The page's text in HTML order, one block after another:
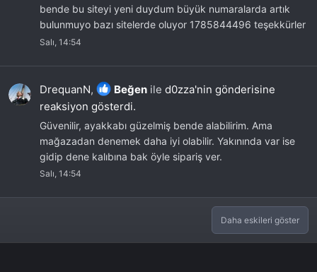
bende bu siteyi yeni duydum büyük numaralarda artık
bulunmuyo bazı sitelerde oluyor 1785844496 teşekkürler
Salı, 14:54
DrequanN, Beğen ile d0zza'nin gönderisine
reaksiyon gösterdi.
Güvenilir, ayakkabı güzelmiş bende alabilirim. Ama
mağazadan denemek daha iyi olabilir. Yakınında var ise
gidip dene kalıbına bak öyle sipariş ver.
Salı, 14:54
Daha eskileri göster